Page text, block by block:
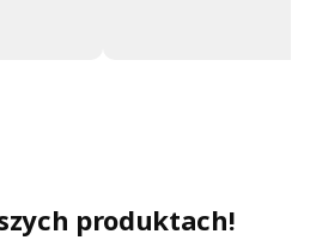
produktach!